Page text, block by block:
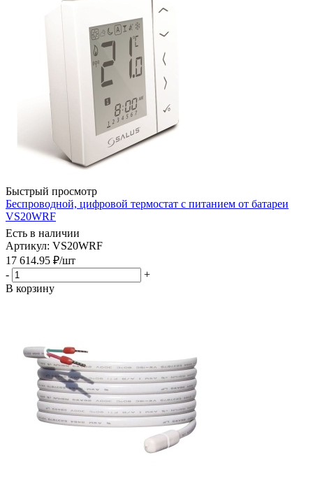
Быстрый просмотр
Беспроводной, цифровой термостат с питанием от батареи
VS20WRF
Есть в наличии
Артикул: VS20WRF
17 614.95 ₽/шт
-
+
В корзину